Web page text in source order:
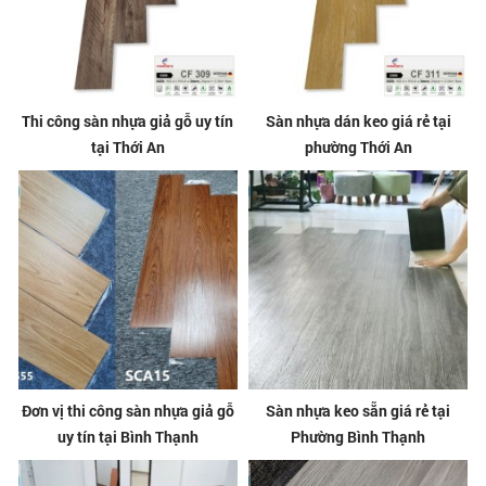
Thi công sàn nhựa giả gỗ uy tín
tại Thới An
Sàn nhựa dán keo giá rẻ tại
phường Thới An
Đơn vị thi công sàn nhựa giả gỗ
uy tín tại Bình Thạnh
Sàn nhựa keo sẵn giá rẻ tại
Phường Bình Thạnh